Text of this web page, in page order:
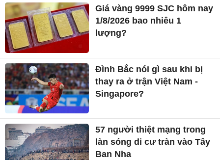
Giá vàng 9999 SJC hôm nay
1/8/2026 bao nhiêu 1
lượng?
Đình Bắc nói gì sau khi bị
thay ra ở trận Việt Nam -
Singapore?
57 người thiệt mạng trong
làn sóng di cư tràn vào Tây
Ban Nha